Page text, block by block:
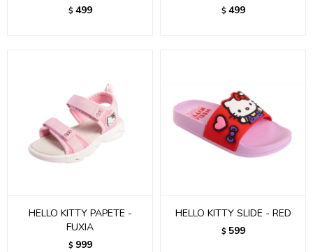
$ 499 $ 499
HELLO KITTY PAPETE -
FUXIA
$ 999
HELLO KITTY SLIDE - RED
$ 599